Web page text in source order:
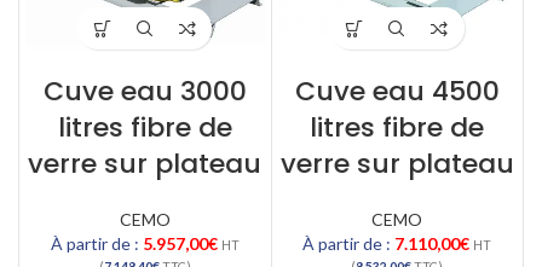
Cuve eau 3000
litres fibre de
verre sur plateau
CEMO
À partir de : 5.957,00€ HT
Cuve eau 4500
litres fibre de
verre sur plateau
CEMO
À partir de : 7.110,00€ HT